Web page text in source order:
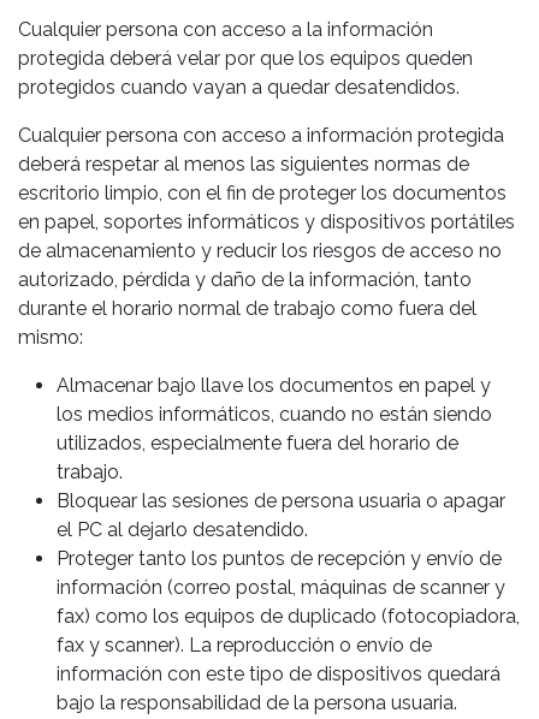
Cualquier persona con acceso a la información
protegida deberá velar por que los equipos queden
protegidos cuando vayan a quedar desatendidos.
Cualquier persona con acceso a información protegida
deberá respetar al menos las siguientes normas de
escritorio limpio, con el fin de proteger los documentos
en papel, soportes informáticos y dispositivos portátiles
de almacenamiento y reducir los riesgos de acceso no
autorizado, pérdida y daño de la información, tanto
durante el horario normal de trabajo como fuera del
mismo:
Almacenar bajo llave los documentos en papel y
los medios informáticos, cuando no están siendo
utilizados, especialmente fuera del horario de
trabajo.
Bloquear las sesiones de persona usuaria o apagar
el PC al dejarlo desatendido.
Proteger tanto los puntos de recepción y envío de
información (correo postal, máquinas de scanner y
fax) como los equipos de duplicado (fotocopiadora,
fax y scanner). La reproducción o envío de
información con este tipo de dispositivos quedará
bajo la responsabilidad de la persona usuaria.